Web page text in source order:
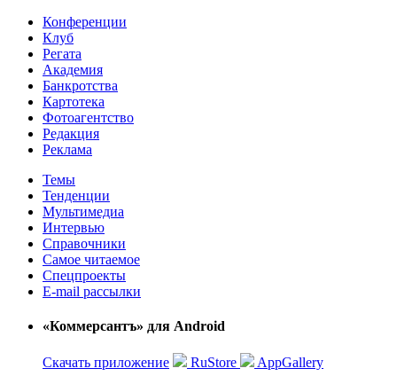
Конференции
Клуб
Регата
Академия
Банкротства
Картотека
Фотоагентство
Редакция
Реклама
Темы
Тенденции
Мультимедиа
Интервью
Справочники
Самое читаемое
Спецпроекты
E-mail рассылки
«Коммерсантъ» для Android
Скачать приложение RuStore
AppGallery